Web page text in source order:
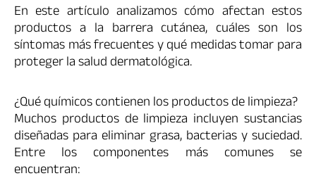
En este artículo analizamos cómo afectan estos
productos a la barrera cutánea, cuáles son los
síntomas más frecuentes y qué medidas tomar para
proteger la salud dermatológica.
¿Qué químicos contienen los productos de limpieza?
Muchos productos de limpieza incluyen sustancias
diseñadas para eliminar grasa, bacterias y suciedad.
Entre los componentes más comunes se
encuentran: